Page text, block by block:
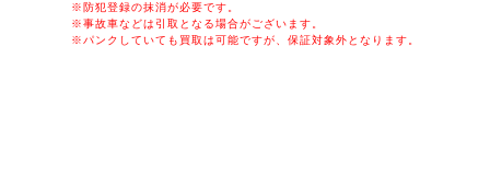
※防犯登録の抹消が必要です。
※事故車などは引取となる場合がございます。
※パンクしていても買取は可能ですが、保証対象外となります。